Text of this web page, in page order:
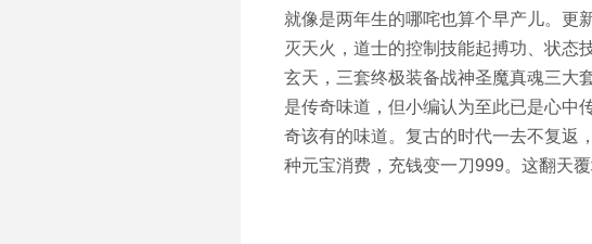
就像是两年生的哪咤也算个早产儿。更
灭天火，道士的控制技能起搏功、状态
玄天，三套终极装备战神圣魔真魂三大
是传奇味道，但小编认为至此已是心中
奇该有的味道。复古的时代一去不复返
种元宝消费，充钱变一刀999。这翻天